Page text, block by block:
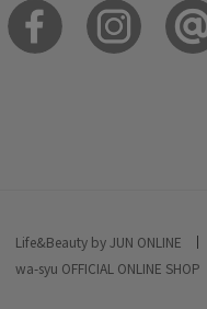
Life&Beauty by JUN ONLINE
wa-syu OFFICIAL ONLINE SHOP